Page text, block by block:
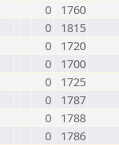
0
1760
0
1815
0
1720
0
1700
0
1725
0
1787
0
1788
0
1786